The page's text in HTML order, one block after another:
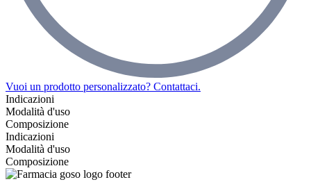
Vuoi un prodotto personalizzato? Contattaci.
Indicazioni
Modalità d'uso
Composizione
Indicazioni
Modalità d'uso
Composizione